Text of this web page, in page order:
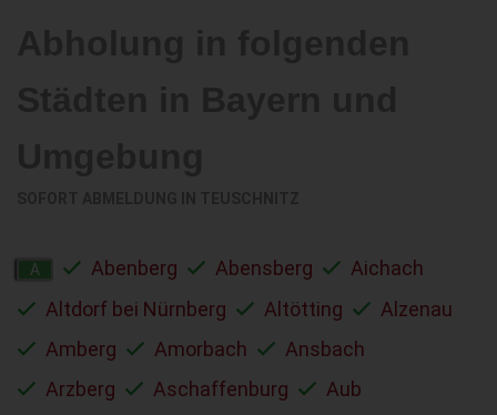
A Abenberg Abensberg
Aichach
Altdorf bei Nürnberg
Altötting
Alzenau
Amberg
Amorbach
Ansbach
Arzberg
Aschaffenburg
Aub